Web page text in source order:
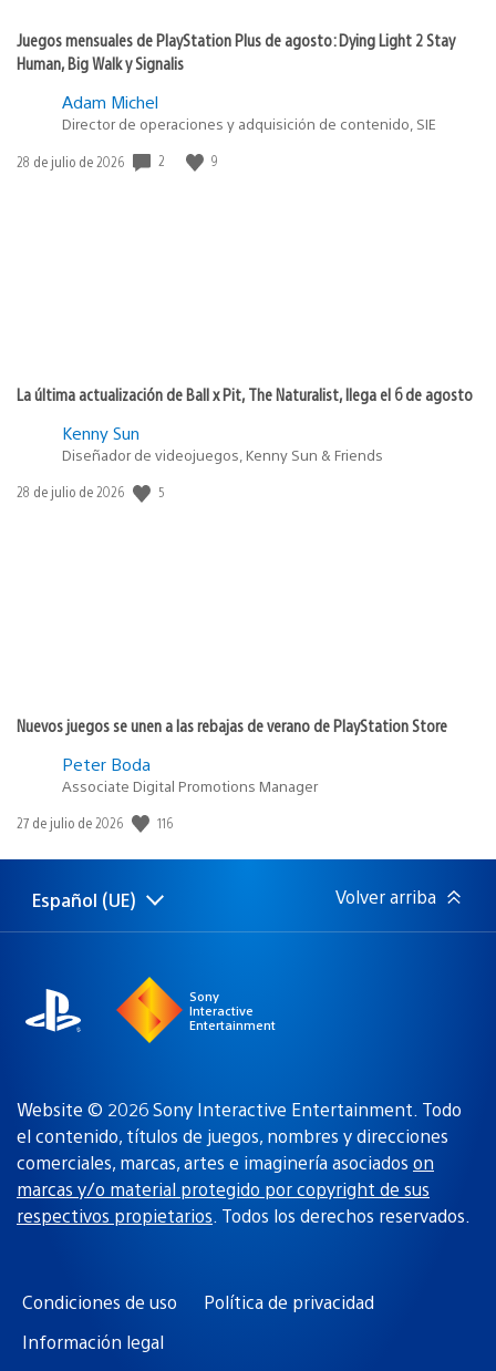
Juegos mensuales de PlayStation Plus de agosto: Dying Light 2 Stay
Human, Big Walk y Signalis
Adam Michel
Director de operaciones y adquisición de contenido, SIE
Fecha
28 de julio de 2026 2 9
La última actualización de Ball x Pit, The Naturalist, llega el 6 de agosto
Kenny Sun
Diseñador de videojuegos, Kenny Sun & Friends
Fecha
28 de julio de 2026 5
Nuevos juegos se unen a las rebajas de verano de PlayStation Store
Peter Boda
Associate Digital Promotions Manager
Fecha
publicación:
27 de julio de 2026 116
Selecciona
Región
Español (UE) Volver arriba
Sony
Interactive
Entertainment
Website © 2026 Sony Interactive Entertainment. Todo
el contenido, títulos de juegos, nombres y direcciones
comerciales, marcas, artes e imaginería asociados on
marcas y/o material protegido por copyright de sus
respectivos propietarios. Todos los derechos reservados.
Condiciones de uso
Política de privacidad
Información legal